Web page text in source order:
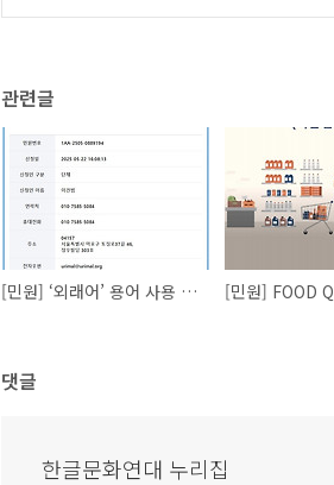
관련글
[민원] ‘외래어’ 용어 사용 방식 개선 요청' 국어정책과. 2025.5.22
댓글
한글문화연대 누리집